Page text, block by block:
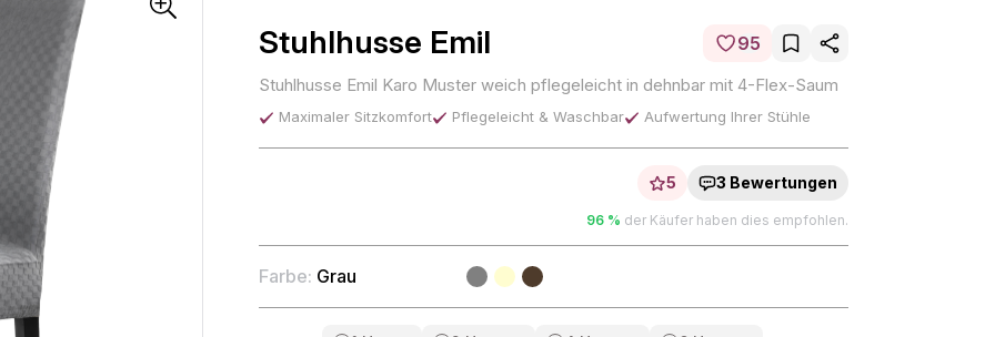
Stuhlhusse Emil 95
Stuhlhusse Emil Karo Muster weich pflegeleicht in dehnbar mit 4-Flex-Saum
Maximaler Sitzkomfort Pflegeleicht & Waschbar Aufwertung Ihrer Stühle
5 3 Bewertungen
96 % der Käufer haben dies empfohlen.
Farbe: Grau